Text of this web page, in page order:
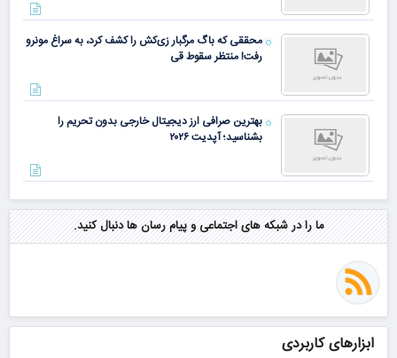
محققی که باگ مرگبار زی‌کش را کشف کرد، به سراغ مونرو
رفت! منتظر سقوط قی
بهترین صرافی ارز دیجیتال خارجی بدون تحریم را
بشناسید؛ آپدیت ۲۰۲۶
ما را در شبکه های اجتماعی و پیام رسان ها دنبال کنید.
ابزارهای کاربردی